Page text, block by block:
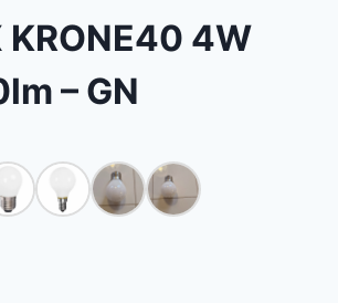
KRONE40 4W
– GN